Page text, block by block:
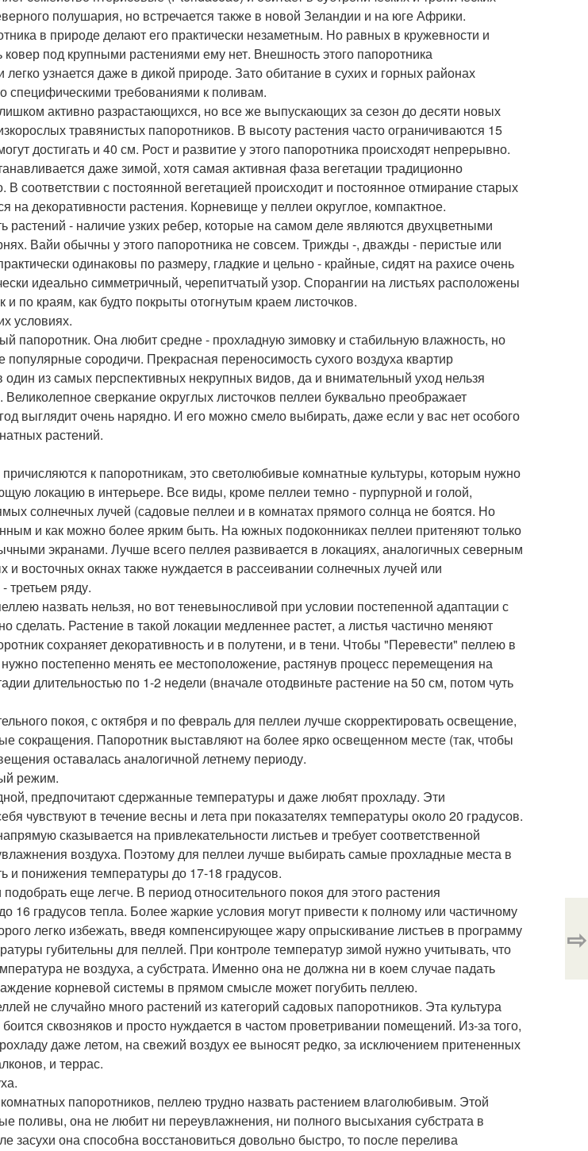
полушария, но встречается также в новой Зеландии и на юге Африки.
в природе делают его практически незаметным. Но равных в кружевности и
под крупными растениями ему нет. Внешность этого папоротника
узнается даже в дикой природе. Зато обитание в сухих и горных районах
специфическими требованиями к поливам.
активно разрастающихся, но все же выпускающих за сезон до десяти новых
травянистых папоротников. В высоту растения часто ограничиваются 15
достигать и 40 см. Рост и развитие у этого папоротника происходят непрерывно.
даже зимой, хотя самая активная фаза вегетации традиционно
В соответствии с постоянной вегетацией происходит и постоянное отмирание старых
на декоративности растения. Корневище у пеллеи округлое, компактное.
растений - наличие узких ребер, которые на самом деле являются двухцветными
Вайи обычны у этого папоротника не совсем. Трижды -, дважды - перистые или
одинаковы по размеру, гладкие и цельно - крайные, сидят на рахисе очень
идеально симметричный, черепитчатый узор. Спорангии на листьях расположены
по краям, как будто покрыты отогнутым краем листочков.
условиях.
папоротник. Она любит средне - прохладную зимовку и стабильную влажность, но
сородичи. Прекрасная переносимость сухого воздуха квартир
один из самых перспективных некрупных видов, да и внимательный уход нельзя
сверкание округлых листочков пеллеи буквально преображает
выглядит очень нарядно. И его можно смело выбирать, даже если у вас нет особого
растений.
к папоротникам, это светолюбивые комнатные культуры, которым нужно
локацию в интерьере. Все виды, кроме пеллеи темно - пурпурной и голой,
солнечных лучей (садовые пеллеи и в комнатах прямого солнца не боятся. Но
и как можно более ярким быть. На южных подоконниках пеллеи притеняют только
экранами. Лучше всего пеллея развивается в локациях, аналогичных северным
и восточных окнах также нуждается в рассеивании солнечных лучей или
третьем ряду.
назвать нельзя, но вот теневыносливой при условии постепенной адаптации с
сделать. Растение в такой локации медленнее растет, а листья частично меняют
сохраняет декоративность и в полутени, и в тени. Чтобы "Перевести" пеллею в
постепенно менять ее местоположение, растянув процесс перемещения на
длительностью по 1-2 недели (вначале отодвиньте растение на 50 см, потом чуть
покоя, с октября и по февраль для пеллеи лучше скорректировать освещение,
сокращения. Папоротник выставляют на более ярко освещенном месте (так, чтобы
оставалась аналогичной летнему периоду.
режим.
предпочитают сдержанные температуры и даже любят прохладу. Эти
чувствуют в течение весны и лета при показателях температуры около 20 градусов.
сказывается на привлекательности листьев и требует соответственной
воздуха. Поэтому для пеллеи лучше выбирать самые прохладные места в
и понижения температуры до 17-18 градусов.
еще легче. В период относительного покоя для этого растения
16 градусов тепла. Более жаркие условия могут привести к полному или частичному
легко избежать, введя компенсирующее жару опрыскивание листьев в программу
губительны для пеллей. При контроле температур зимой нужно учитывать, что
не воздуха, а субстрата. Именно она не должна ни в коем случае падать
корневой системы в прямом смысле может погубить пеллею.
не случайно много растений из категорий садовых папоротников. Эта культура
сквозняков и просто нуждается в частом проветривании помещений. Из-за того,
даже летом, на свежий воздух ее выносят редко, за исключением притененных
и террас.
папоротников, пеллею трудно назвать растением влаголюбивым. Этой
поливы, она не любит ни переувлажнения, ни полного высыхания субстрата в
засухи она способна восстановиться довольно быстро, то после перелива
⇨